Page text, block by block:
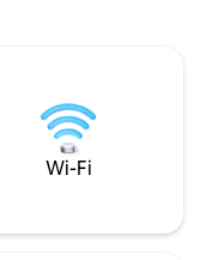
Wi-Fi